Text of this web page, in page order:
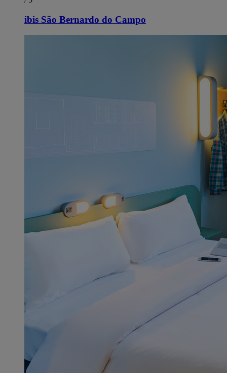
ibis São Bernardo do Campo